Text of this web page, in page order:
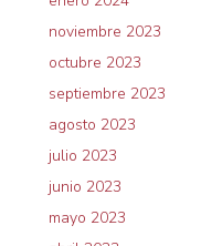
noviembre 2023
octubre 2023
septiembre 2023
agosto 2023
julio 2023
junio 2023
mayo 2023